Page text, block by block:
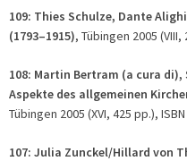
109: Thies Schulze, Dante
(1793–1915), Tübingen 2005 (VIII,
108: Martin Bertram (a cura di),
Aspekte des allgemeinen
Tübingen 2005 (XVI, 425 pp.),
107: Julia Zunckel/Hillard von